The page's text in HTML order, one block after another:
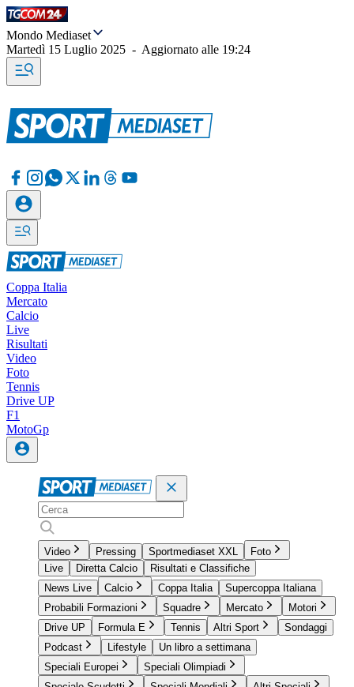
Mondo Mediaset
Martedì 15 Luglio 2025 - Aggiornato alle 19:24
Coppa Italia
Mercato
Calcio
Live
Risultati
Video
Foto
Tennis
Drive UP
F1
MotoGp
Video Pressing Sportmediaset XXL
Foto
Live
Diretta Calcio
Risultati e Classifiche
News Live
Calcio Coppa Italia
Supercoppa Italiana
Probabili Formazioni
Squadre Mercato
Motori
Drive UP
Formula E Tennis Altri Sport
Sondaggi
Podcast
Lifestyle
Un libro a settimana
Speciali Europei
Speciali Olimpiadi